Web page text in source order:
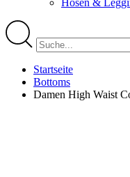
Hosen &
Startseite
Bottoms
Damen High Waist